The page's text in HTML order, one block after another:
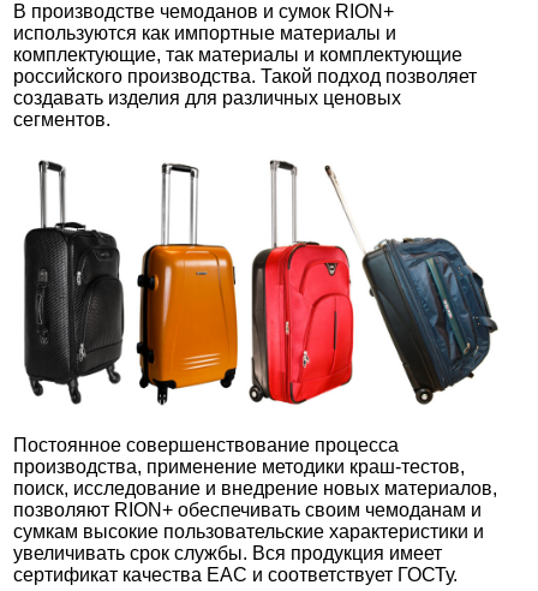
В производстве чемоданов и сумок RION+
используются как импортные материалы и
комплектующие, так материалы и комплектующие
российского производства. Такой подход позволяет
создавать изделия для различных ценовых
сегментов.
Постоянное совершенствование процесса
производства, применение методики краш-тестов,
поиск, исследование и внедрение новых материалов,
позволяют RION+ обеспечивать своим чемоданам и
сумкам высокие пользовательские характеристики и
увеличивать срок службы. Вся продукция имеет
сертификат качества EAC и соответствует ГОСТу.